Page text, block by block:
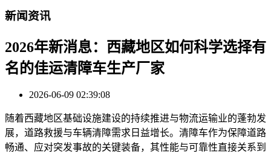
新闻资讯
2026年新消息：西藏地区如何科学选择有
名的佳运清障车生产厂家
2026-06-09 02:39:08
随着西藏地区基础设施建设的持续推进与物流运输业的蓬勃发
展，道路救援与车辆清障需求日益增长。清障车作为保障道路
畅通、应对突发事故的关键装备，其性能与可靠性直接关系到